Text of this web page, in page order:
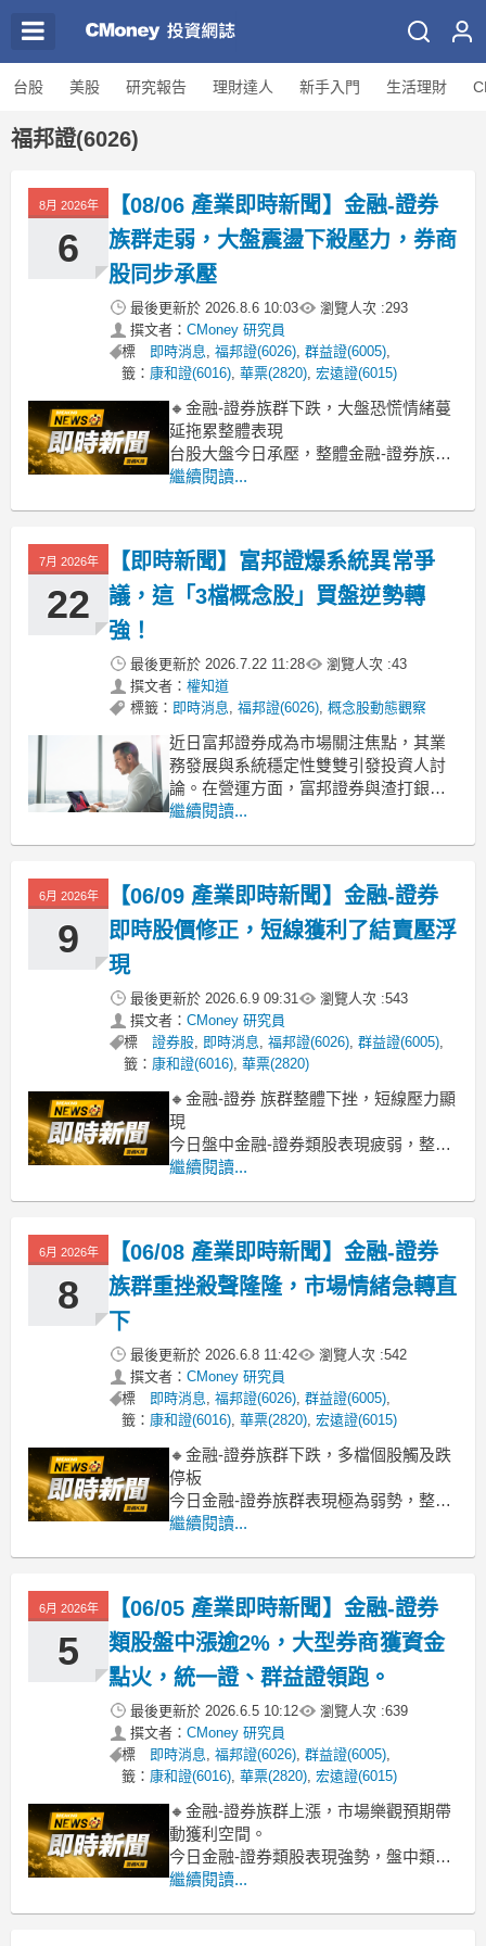
台股 美股 研究報告 理財達人 新手入門 生活理財
福邦證(6026)
8月 2026年
6
【08/06 產業即時新聞】金融-證券
族群走弱，大盤震盪下殺壓力，券商
股同步承壓
最後更新於 2026.8.6 10:03 瀏覽人次 :293
撰文者： CMoney 研究員
標
籤：
即時消息,福邦證(6026),群益證(6005),
康和證(6016),華票(2820),宏遠證(6015)
🔸金融-證券族群下跌，大盤恐慌情緒蔓
延拖累整體表現
台股大盤今日承壓，整體金融-證券族群
也難獨善其身，盤中跌幅達到-2.33%，
有特定利空消息衝擊證券業本身，而是
受到近期全球市場波動、以及美股科技
股賣壓的連動影響。當大盤交
繼續閱讀...
7月 2026年
22
【即時新聞】富邦證爆系統異常爭
議，這「3檔概念股」買盤逆勢轉
強！
最後更新於 2026.7.22 11:28 瀏覽人次 :43
撰文者： 權知道
標籤： 即時消息, 福邦證(6026), 概念股動態觀察
近日富邦證券成為市場關注焦點，其業
務發展與系統穩定性雙雙引發投資人討
論。在營運方面，富邦證券與渣打銀行
完成首筆同業永續績效連結貸款，展現
2020年基準年減少35%永續金融評鑑維
持在前25%排名綠色金融投資餘額較前
一年度成長4.5%以上
繼續閱讀...
6月 2026年
9
【06/09 產業即時新聞】金融-證券
即時股價修正，短線獲利了結賣壓浮
現
最後更新於 2026.6.9 09:31 瀏覽人次 :543
撰文者： CMoney 研究員
標
籤：
證券股, 即時消息, 福邦證(6026), 群益證(6005),
康和證(6016), 華票(2820)
🔸金融-證券 族群整體下挫，短線壓力顯
現
今日盤中金融-證券類股表現疲弱，整體
下跌2.37%。尤其多檔中小型證券股面臨
察走勢，這波回檔主要歸因於先前漲多
後的獲利了結賣壓，部分投資人選擇在
近期高點出脫持股。值得注意的是，華
繼續閱讀...
6月 2026年
8
【06/08 產業即時新聞】金融-證券
族群重挫殺聲隆隆，市場情緒急轉直
下
最後更新於 2026.6.8 11:42 瀏覽人次 :542
撰文者： CMoney 研究員
標
籤：
即時消息,福邦證(6026),群益證(6005),
康和證(6016),華票(2820),宏遠證(6015)
🔸金融-證券族群下跌，多檔個股觸及跌
停板
今日金融-證券族群表現極為弱勢，整體
類股跌幅逾8%，堪稱盤面重災區。觀察
等多檔指標股，皆在盤中跌停鎖死，顯
示賣壓沉重且全面。這波急跌主因，研
判是近期市場情緒急遽轉弱，加上前波
繼續閱讀...
6月 2026年
5
【06/05 產業即時新聞】金融-證券
類股盤中漲逾2%，大型券商獲資金
點火，統一證、群益證領跑。
最後更新於 2026.6.5 10:12 瀏覽人次 :639
撰文者： CMoney 研究員
標
籤：
即時消息,福邦證(6026),群益證(6005),
康和證(6016),華票(2820),宏遠證(6015)
🔸金融-證券族群上漲，市場樂觀預期帶
動獲利空間。
今日金融-證券類股表現強勢，盤中類股
漲幅達2.07%，主要由大型券商股如統一
繼續閱讀...